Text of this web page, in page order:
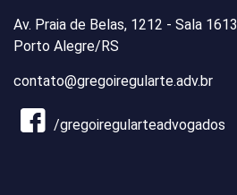
Av. Praia de Belas, 1212 - Sala 1613
Porto Alegre/RS
contato@gregoiregularte.adv.br
/gregoiregularteadvogados